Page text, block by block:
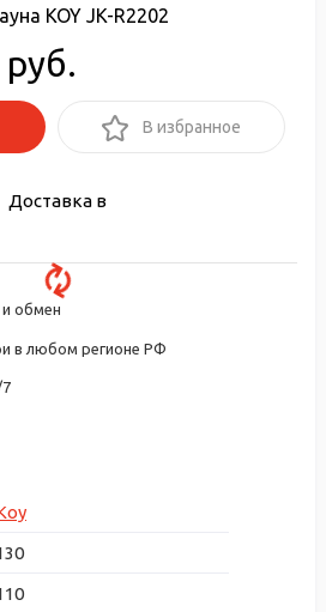
KOY JK-R2202
В избранное
Доставка в
и обмен
в любом регионе РФ